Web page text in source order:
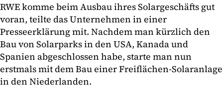
RWE komme beim Ausbau ihres Solargeschäfts gut
voran, teilte das Unternehmen in einer
Presseerklärung mit. Nachdem man kürzlich den
Bau von Solarparks in den USA, Kanada und
Spanien abgeschlossen habe, starte man nun
erstmals mit dem Bau einer Freiflächen-Solaranlage
in den Niederlanden.